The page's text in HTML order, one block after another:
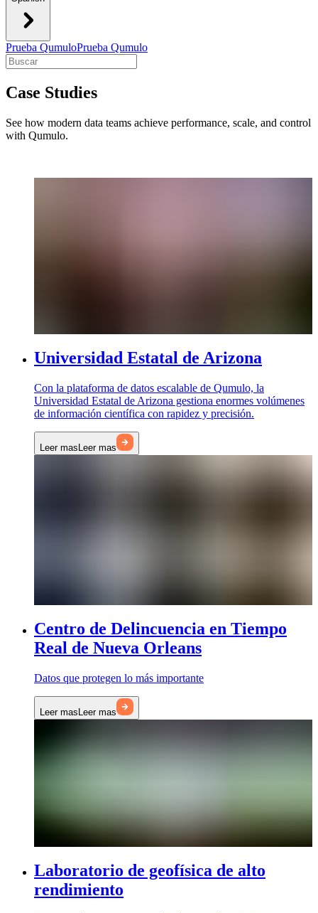
Prueba QumuloPrueba Qumulo
Case Studies
See how modern data teams achieve performance, scale, and control
with Qumulo.
Universidad Estatal de Arizona
Con la plataforma de datos escalable de Qumulo, la
Universidad Estatal de Arizona gestiona enormes volúmenes
de información científica con rapidez y precisión.
Leer mas Leer mas
Centro de Delincuencia en Tiempo
Real de Nueva Orleans
Datos que protegen lo más importante
Leer masLeer mas
Laboratorio de geofísica de alto
rendimiento